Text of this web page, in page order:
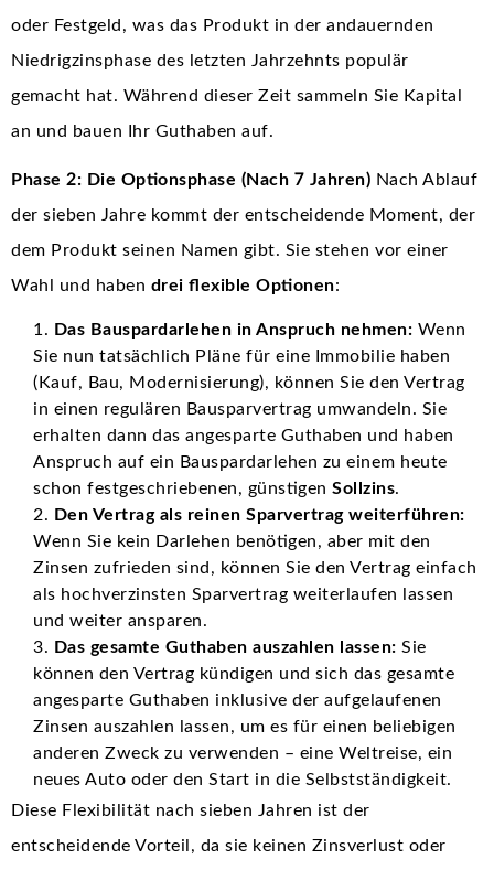
oder Festgeld, was das Produkt in der andauernden
Niedrigzinsphase des letzten Jahrzehnts populär
gemacht hat. Während dieser Zeit sammeln Sie Kapital
an und bauen Ihr Guthaben auf.
Phase 2: Die Optionsphase (Nach 7 Jahren) Nach Ablauf
der sieben Jahre kommt der entscheidende Moment, der
dem Produkt seinen Namen gibt. Sie stehen vor einer
Wahl und haben drei flexible Optionen:
Das Bauspardarlehen in Anspruch nehmen: Wenn
Sie nun tatsächlich Pläne für eine Immobilie haben
(Kauf, Bau, Modernisierung), können Sie den Vertrag
in einen regulären Bausparvertrag umwandeln. Sie
erhalten dann das angesparte Guthaben und haben
Anspruch auf ein Bauspardarlehen zu einem heute
schon festgeschriebenen, günstigen Sollzins.
Den Vertrag als reinen Sparvertrag weiterführen:
Wenn Sie kein Darlehen benötigen, aber mit den
Zinsen zufrieden sind, können Sie den Vertrag einfach
als hochverzinsten Sparvertrag weiterlaufen lassen
und weiter ansparen.
Das gesamte Guthaben auszahlen lassen: Sie
können den Vertrag kündigen und sich das gesamte
angesparte Guthaben inklusive der aufgelaufenen
Zinsen auszahlen lassen, um es für einen beliebigen
anderen Zweck zu verwenden – eine Weltreise, ein
neues Auto oder den Start in die Selbstständigkeit.
Diese Flexibilität nach sieben Jahren ist der
entscheidende Vorteil, da sie keinen Zinsverlust oder